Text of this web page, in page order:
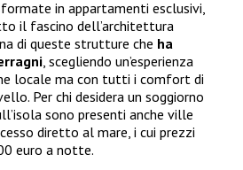
in appartamenti esclusivi,
il fascino dell’architettura
di queste strutture che ha
, scegliendo un’esperienza
locale ma con tutti i comfort di
Per chi desidera un soggiorno
sono presenti anche ville
diretto al mare, i cui prezzi
euro a notte.